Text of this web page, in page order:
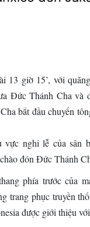
13 giờ 15’, với
Đức Thánh Cha và
bắt đầu chuyến
nghi lễ của sân
đón Đức Thánh
phía trước của
trang phục truyền
được giới thiệu